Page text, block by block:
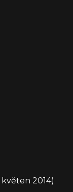
2014)